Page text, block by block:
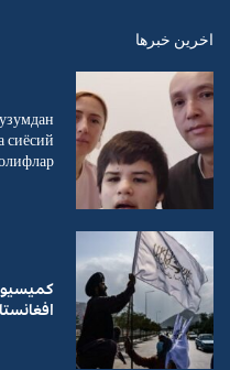
اخرین خبرها
сиёсий